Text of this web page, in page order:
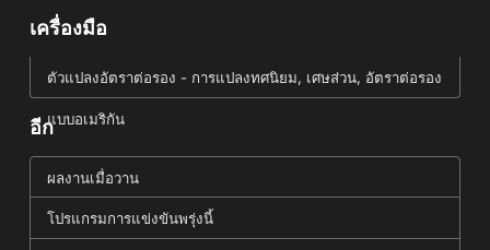
เครื่องมือ
ตัวแปลงอัตราต่อรอง - การแปลงทศนิยม, เศษส่วน, อัตราต่อรอง
แบบอเมริกัน
อีก
ผลงานเมื่อวาน
โปรแกรมการแข่งขันพรุ่งนี้